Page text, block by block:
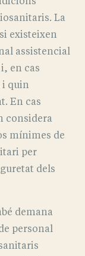
La
existeixen
assistencial
en cas
i quin
En cas
considera
mínimes de
per
dels
demana
personal